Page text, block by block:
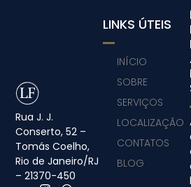
Rua J. J.
Conserto, 52 –
Tomás Coelho,
Rio de Janeiro/RJ
– 21370-450
LINKS ÚTEIS
INÍCIO
SOBRE
SERVIÇOS
LOCALIZAÇÃO
CONTATOS
BLOG